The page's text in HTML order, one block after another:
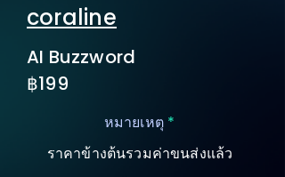
coraline
AI Buzzword
฿199
หมายเหตุ *
ราคาข้างต้นรวมค่าขนส่งแล้ว